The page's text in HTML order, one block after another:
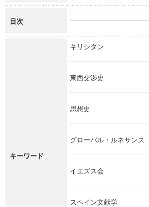
目次
キーワード
キリシタン
東西交渉史
思想史
グローバル・ルネサンス
イエズス会
スペイン文献学